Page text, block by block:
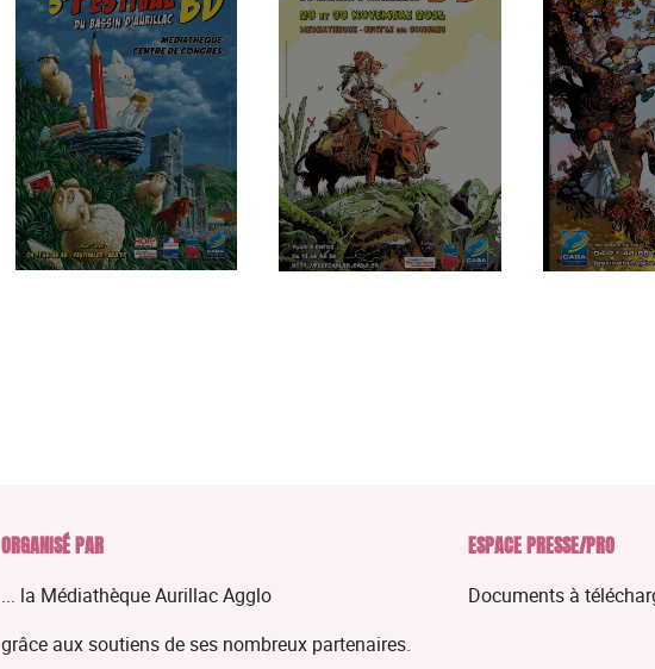
ORGANISÉ PAR
... la Médiathèque Aurillac Agglo
grâce aux soutiens de ses nombreux partenaires.
ESPACE PRESSE/PRO
Documents à